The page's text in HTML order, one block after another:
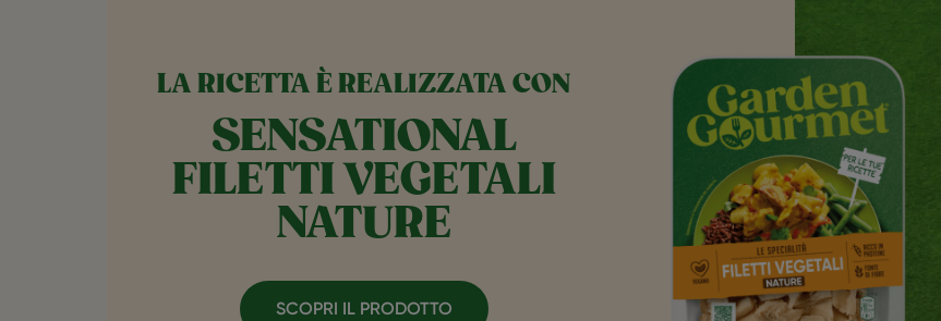
LA RICETTA È REALIZZATA CON
SENSATIONAL
FILETTI VEGETALI
NATURE
SCOPRI IL PRODOTTO